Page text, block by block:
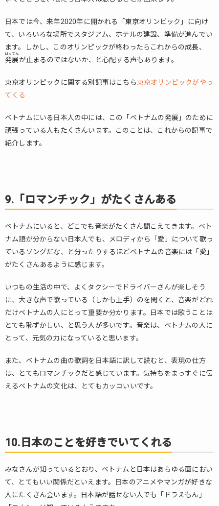
日本では今、来年2020年に開かれる「東京オリンピック」に向け
て、いろいろな場所でスタジアム、ホテルの建設、準備が進んでい
ます。しかし、このオリンピックが終わったらこれからの成長、
発展
はってん
が止まるのではないか、と心配する声もあります。
東京オリンピックに関する別記事はこちら東京オリンピックがやっ
てくる
ベトナムにいる日本人の中には、この「ベトナムの発展」のために
頑張っている人もたくさんいます。このことは、これからの記事で
紹介します。
9.「ロマンチック」がたくさんある
ベトナムにいると、どこでも音楽がたくさん聞こえてきます。ベト
ナム語が分からない日本人でも、メロディから「愛」について歌っ
ているソングだな、と分ったりするほどベトナムの音楽には「愛」
がたくさんあるように感じます。
いつもの生活の中で、よくタクシーでドライバーさんが楽しそう
に、大きな声で歌っている（しかも上手）のを聞くと、音楽がどれ
だけベトナムの人にとって重要か分かります。日本では歌うことは
とても恥ずかしい、と思う人が多いです。音楽は、ベトナムの人に
とって、元気の力になっていると思います。
また、ベトナムの曲の歌詞を日本語に訳して読むと、表現の仕方
は、とてもロマンチックだと感じています。気持ちをまっすぐに伝
えるベトナムの文化は、とてもカッコいいです。
10.日本のことを好きでいてくれる
みなさんが知っているとおり、ベトナムと日本はあらゆる面におい
て、とてもいい関係だといえます。日本のアニメやマンガが好きな
人にたくさん会います。日本語が話せない人でも「ドラえもん」